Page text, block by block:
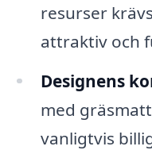
resurser
attraktiv och
Designens
med
vanligtvis